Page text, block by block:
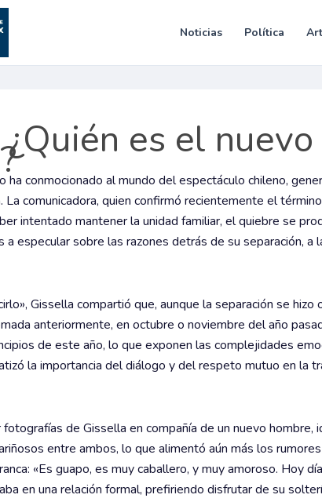
Noticias Política
es el
conmocionado al mundo del espectáculo chileno,
comunicadora, quien confirmó recientemente el
intentado mantener la unidad familiar, el quiebre se
especular sobre las razones detrás de su separación, a
Gissella compartió que, aunque la separación se hizo
anteriormente, en octubre o noviembre del año
de este año, lo que exponen las complejidades
la importancia del diálogo y del respeto mutuo en la
de Gissella en compañía de un nuevo hombre,
entre ambos, lo que alimentó aún más los
«Es guapo, es muy caballero, y muy amoroso. Hoy
en una relación formal, prefiriendo disfrutar de su